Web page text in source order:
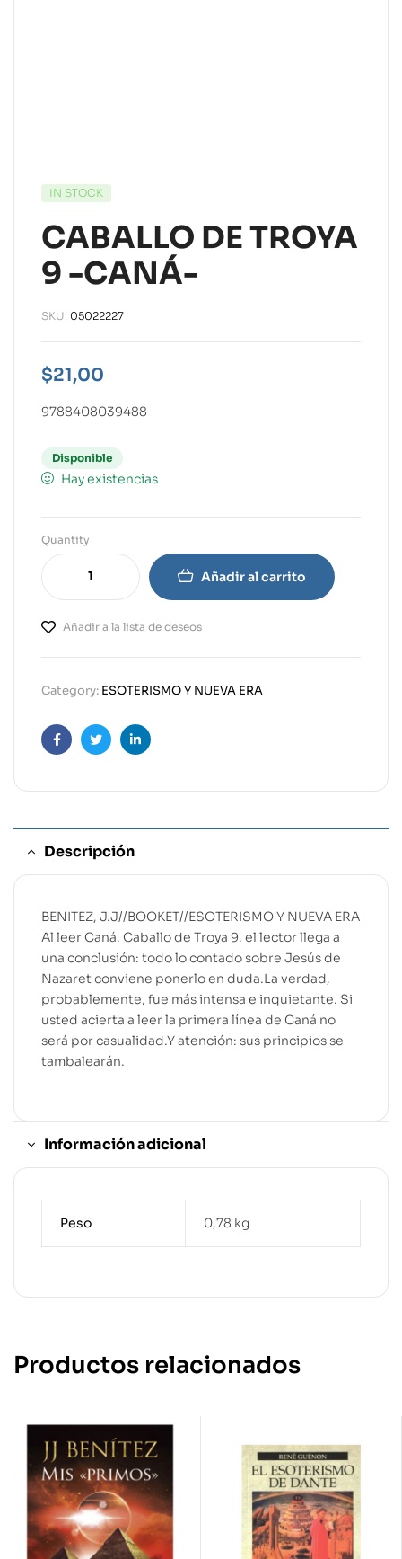
IN STOCK
CABALLO DE TROYA
9 -CANÁ-
SKU: 05022227
$21,00
9788408039488
Disponible
Hay existencias
Quantity
Añadir al carrito
Añadir a la lista de deseos
Category: ESOTERISMO Y NUEVA ERA
FacebookTwitterLinkedin
Descripción
BENITEZ, J.J//BOOKET//ESOTERISMO Y NUEVA ERA
Al leer Caná. Caballo de Troya 9, el lector llega a
una conclusión: todo lo contado sobre Jesús de
Nazaret conviene ponerlo en duda.La verdad,
probablemente, fue más intensa e inquietante. Si
usted acierta a leer la primera línea de Caná no
será por casualidad.Y atención: sus principios se
tambalearán.
Información adicional
Peso 0,78 kg
Productos relacionados